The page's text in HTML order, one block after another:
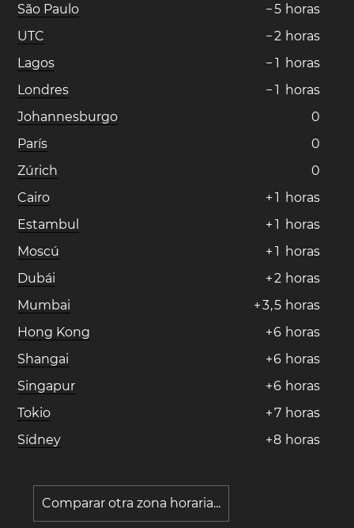
São Paulo
−5 horas
UTC
−2 horas
Lagos
− 1 horas
Londres
− 1 horas
Johannesburgo
0
París
0
Zúrich
0
Cairo
+ 1 horas
Estambul
+ 1 horas
Moscú
+ 1 horas
Dubái
+2 horas
Mumbai
+3,5 horas
Hong Kong
+6 horas
Shangai
+6 horas
Singapur
+6 horas
Tokio
+7 horas
Sídney
+8 horas
Comparar otra zona horaria...